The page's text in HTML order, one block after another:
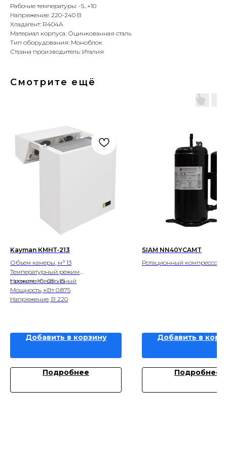
Рабочие температуры: -5...+10
Напряжение: 220-240 В
Хладагент: R404A
Материал корпуса: Оцинкованная сталь
Тип оборудования: Моноблок
Страна производитель: Италия
Смотрите ещё
Kayman КМНТ-213
Объем камеры, м³ 13
Температурный режим
Низкотемпературный
t режим, °С -25...-15
Мощность, кВт 0.875
Напряжение, В 220
Добавить в корзину
Подробнее
SIAM NN40YCAMT
Ротационный компрессор
Добавить в
Подробнее